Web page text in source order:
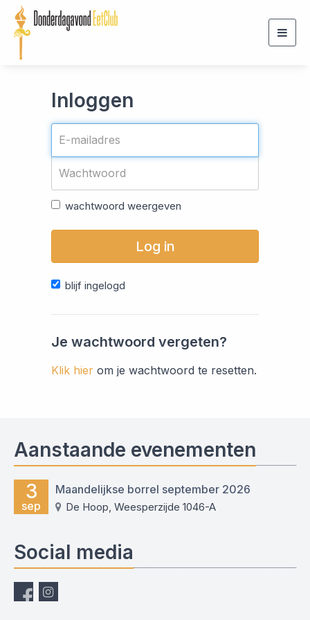
Inloggen
wachtwoord weergeven
Log in
blijf ingelogd
Je wachtwoord vergeten?
Klik hier om je wachtwoord te resetten.
Aanstaande evenementen
3
sep
Maandelijkse borrel september 2026
De Hoop, Weesperzijde 1046-A
Social media